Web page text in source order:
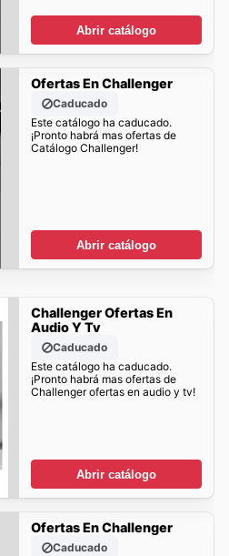
Abrir catálogo
Ofertas En Challenger
Caducado
Este catálogo ha caducado.
¡Pronto habrá mas ofertas de
Catálogo Challenger!
Abrir catálogo
Challenger Ofertas En
Audio Y Tv
Caducado
Este catálogo ha caducado.
¡Pronto habrá mas ofertas de
Challenger ofertas en audio y tv!
Abrir catálogo
Ofertas En Challenger
Caducado